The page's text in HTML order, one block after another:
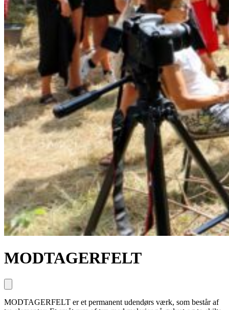
MODTAGERFELT
MODTAGERFELT er et permanent udendørs værk, som består af